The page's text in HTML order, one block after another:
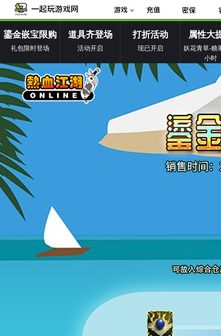
鎏金嵌宝限购
礼包限时登场
道具齐登场
活动开启
打折活动
现已开启
属性大
妖花青草-糖
小时